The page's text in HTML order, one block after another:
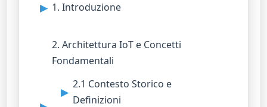
1. Introduzione
2. Architettura IoT e Concetti
Fondamentali
2.1 Contesto Storico e
Definizioni